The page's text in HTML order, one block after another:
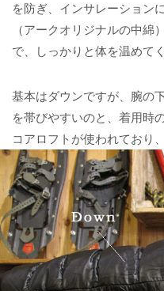
を防ぎ、インサレーション
（アークオリジナルの中
で、しっかりと体を温めて
基本はダウンですが、腕の
を帯びやすいのと、着用時
コアロフトが使われており、